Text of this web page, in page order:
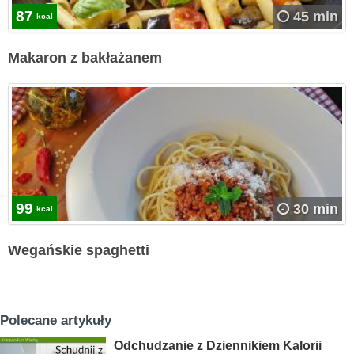
87 kcal 45 min
Makaron z bakłażanem
99 kcal 30 min
Wegańskie spaghetti
Polecane artykuły
Odchudzanie z Dziennikiem Kalorii